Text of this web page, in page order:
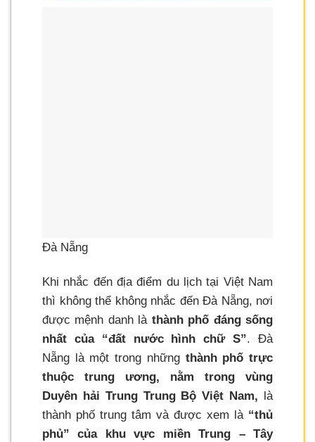
Đà Nẵng
Khi nhắc đến địa điểm du lịch tại Việt Nam
thì không thể không nhắc đến Đà Nẵng, nơi
được mệnh danh là thành phố đáng sống
nhất của “đất nước hình chữ S”. Đà
Nẵng là một trong nhữngthành phố trực
thuộc trung ương, nằm trong vùng
Duyên hải Trung Trung Bộ Việt Nam, là
thành phố trung tâm và được xem là“thủ
phủ” của khu vực miền Trung – Tây